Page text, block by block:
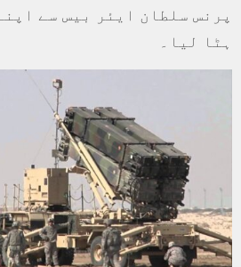
پرنس سلطان ایئر بیس سے
ہٹا لیا۔